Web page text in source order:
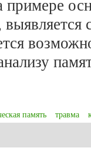
примере
память травма